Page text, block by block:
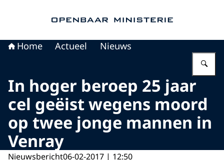
Home Actueel Nieuws
In hoger beroep 25 jaar
cel geëist wegens moord
op twee jonge mannen in
Venray
Nieuwsbericht06-02-2017 | 12:50